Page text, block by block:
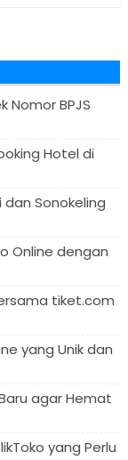
Nomor BPJS
Hotel di
Sonokeling
Online dengan
tiket.com
yang Unik dan
agar Hemat
yang Perlu